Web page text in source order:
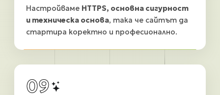
Настройваме HTTPS, основна сигурност
и техническа основа, така че сайтът да
стартира коректно и професионално.
09